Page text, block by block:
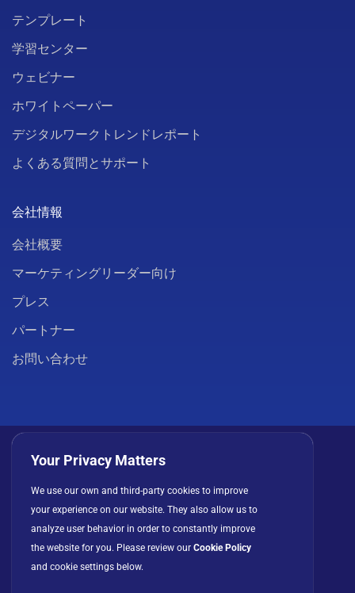
テンプレート
学習センター
ウェビナー
ホワイトペーパー
デジタルワークトレンドレポート
よくある質問とサポート
会社情報
会社概要
マーケティングリーダー向け
プレス
パートナー
お問い合わせ
ライセンス契約
Your Privacy Matters
We use our own and third-party cookies to improve
your experience on our website. They also allow us to
analyze user behavior in order to constantly improve
the website for you. Please review our Cookie Policy
and cookie settings below.